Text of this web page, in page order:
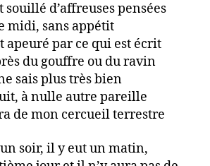
d’affreuses pensées
midi, sans appétit
apeuré par ce qui est écrit
du gouffre ou du ravin
sais plus très bien
à nulle autre pareille
de mon cercueil terrestre
soir, il y eut un matin,